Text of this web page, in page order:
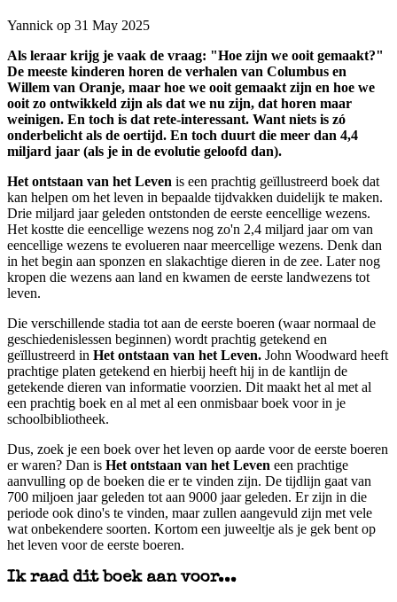
Yannick op 31 May 2025
Als leraar krijg je vaak de vraag: "Hoe zijn we ooit gemaakt?"
De meeste kinderen horen de verhalen van Columbus en
Willem van Oranje, maar hoe we ooit gemaakt zijn en hoe we
ooit zo ontwikkeld zijn als dat we nu zijn, dat horen maar
weinigen. En toch is dat rete-interessant. Want niets is zó
onderbelicht als de oertijd. En toch duurt die meer dan 4,4
miljard jaar (als je in de evolutie geloofd dan).
Het ontstaan van het Leven is een prachtig geïllustreerd boek dat
kan helpen om het leven in bepaalde tijdvakken duidelijk te maken.
Drie miljard jaar geleden ontstonden de eerste eencellige wezens.
Het kostte die eencellige wezens nog zo'n 2,4 miljard jaar om van
eencellige wezens te evolueren naar meercellige wezens. Denk dan
in het begin aan sponzen en slakachtige dieren in de zee. Later nog
kropen die wezens aan land en kwamen de eerste landwezens tot
leven.
Die verschillende stadia tot aan de eerste boeren (waar normaal de
geschiedenislessen beginnen) wordt prachtig getekend en
geïllustreerd in Het ontstaan van het Leven. John Woodward heeft
prachtige platen getekend en hierbij heeft hij in de kantlijn de
getekende dieren van informatie voorzien. Dit maakt het al met al
een prachtig boek en al met al een onmisbaar boek voor in je
schoolbibliotheek.
Dus, zoek je een boek over het leven op aarde voor de eerste boeren
er waren? Dan is Het ontstaan van het Leven een prachtige
aanvulling op de boeken die er te vinden zijn. De tijdlijn gaat van
700 miljoen jaar geleden tot aan 9000 jaar geleden. Er zijn in die
periode ook dino's te vinden, maar zullen aangevuld zijn met vele
wat onbekendere soorten. Kortom een juweeltje als je gek bent op
het leven voor de eerste boeren.
Ik raad dit boek aan voor...